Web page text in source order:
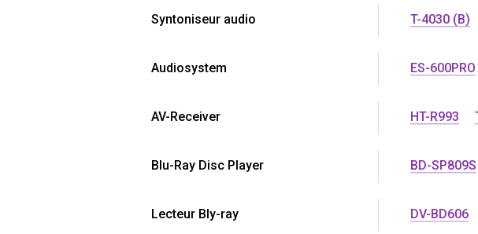
Syntoniseur audio T-4030 (B)
Audiosystem ES-600PRO
AV-Receiver HT-R993
Blu-Ray Disc Player BD-SP809S
Lecteur Bly-ray DV-BD606